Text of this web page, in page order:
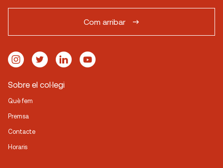
Com arribar
Sobre el col·legi
Què fem
Premsa
Contacte
Horaris